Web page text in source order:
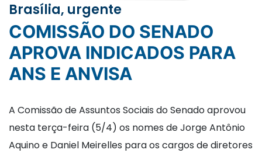
Brasília, urgente
COMISSÃO DO SENADO
APROVA INDICADOS PARA
ANS E ANVISA
A Comissão de Assuntos Sociais do Senado aprovou
nesta terça-feira (5/4) os nomes de Jorge Antônio
Aquino e Daniel Meirelles para os cargos de diretores